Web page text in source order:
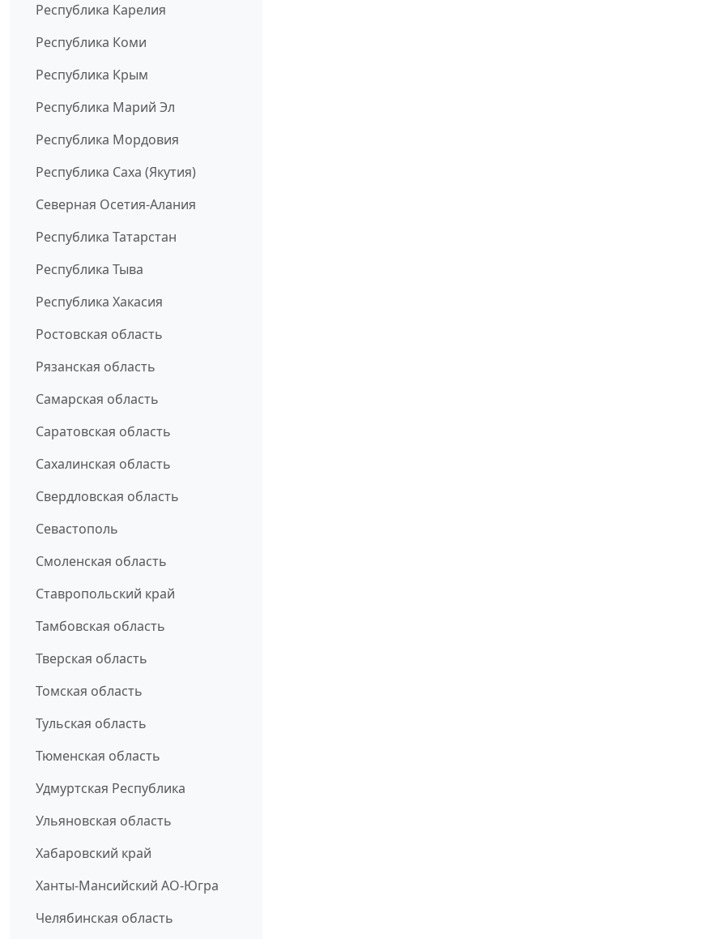
Республика Карелия
Республика Коми
Республика Крым
Республика Марий Эл
Республика Мордовия
Республика Саха (Якутия)
Северная Осетия-Алания
Республика Татарстан
Республика Тыва
Республика Хакасия
Ростовская область
Рязанская область
Самарская область
Саратовская область
Сахалинская область
Свердловская область
Севастополь
Смоленская область
Ставропольский край
Тамбовская область
Тверская область
Томская область
Тульская область
Тюменская область
Удмуртская Республика
Ульяновская область
Хабаровский край
Ханты-Мансийский АО-Югра
Челябинская область